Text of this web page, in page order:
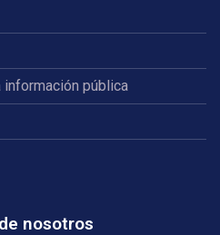
información pública
nosotros